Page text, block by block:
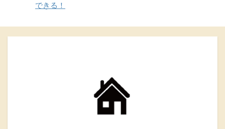
できる！